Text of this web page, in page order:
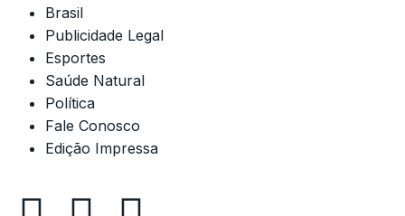
Brasil
Publicidade Legal
Esportes
Saúde Natural
Política
Fale Conosco
Edição Impressa